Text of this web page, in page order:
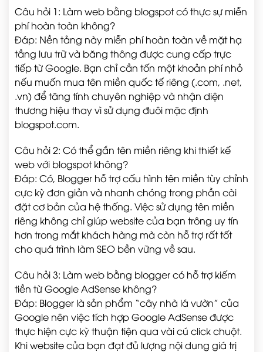
Câu hỏi 1: Làm web bằng blogspot có thực sự miễn
phí hoàn toàn không?
Đáp: Nền tảng này miễn phí hoàn toàn về mặt hạ
tầng lưu trữ và băng thông được cung cấp trực
tiếp từ Google. Bạn chỉ cần tốn một khoản phí nhỏ
nếu muốn mua tên miền quốc tế riêng (.com, .net,
.vn) để tăng tính chuyên nghiệp và nhận diện
thương hiệu thay vì sử dụng đuôi mặc định
blogspot.com.
Câu hỏi 2: Có thể gắn tên miền riêng khi thiết kế
web với blogspot không?
Đáp: Có, Blogger hỗ trợ cấu hình tên miền tùy chỉnh
cực kỳ đơn giản và nhanh chóng trong phần cài
đặt cơ bản của hệ thống. Việc sử dụng tên miền
riêng không chỉ giúp website của bạn trông uy tín
hơn trong mắt khách hàng mà còn hỗ trợ rất tốt
cho quá trình làm SEO bền vững về sau.
Câu hỏi 3: Làm web bằng blogger có hỗ trợ kiếm
tiền từ Google AdSense không?
Đáp: Blogger là sản phẩm “cây nhà lá vườn” của
Google nên việc tích hợp Google AdSense được
thực hiện cực kỳ thuận tiện qua vài cú click chuột.
Khi website của bạn đạt đủ lượng nội dung giá trị